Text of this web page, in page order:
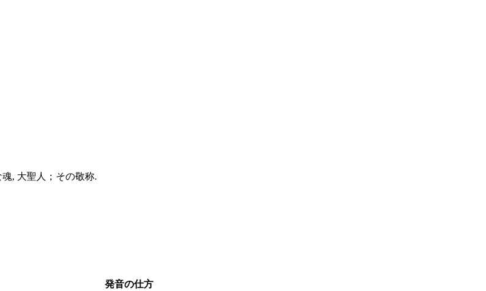
, 大聖人；その敬称.
発音の仕方